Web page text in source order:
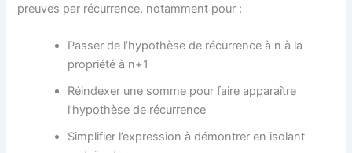
preuves par récurrence, notamment pour :
Passer de l’hypothèse de récurrence à n à la
propriété à n+1
Réindexer une somme pour faire apparaître
l’hypothèse de récurrence
Simplifier l’expression à démontrer en isolant